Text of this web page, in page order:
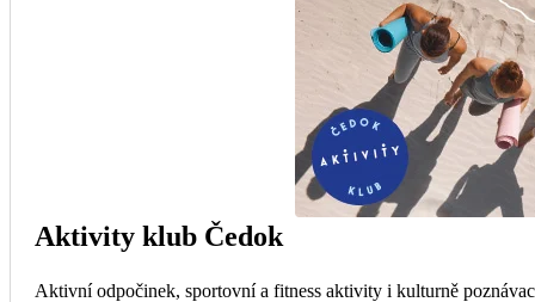
Aktivity klub Čedok
Aktivní odpočinek, sportovní a fitness aktivity i kulturně